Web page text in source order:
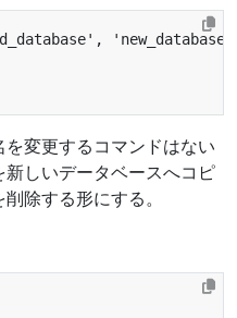
変更するコマンドはない
しいデータベースへコピ
除する形にする。